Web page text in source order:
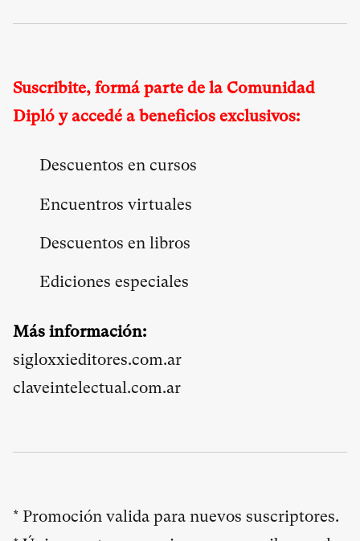
Suscribite, formá parte de la Comunidad
Dipló y accedé a beneficios exclusivos:
Descuentos en cursos
Encuentros virtuales
Descuentos en libros
Ediciones especiales
Más información:
sigloxxieditores.com.ar
claveintelectual.com.ar
* Promoción valida para nuevos suscriptores.